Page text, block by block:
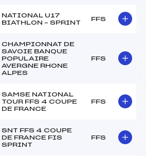
NATIONAL U17
BIATHLON – SPRINT
FFS
CHAMPIONNAT DE
SAVOIE BANQUE
POPULAIRE
AVERGNE RHONE
ALPES
FFS
SAMSE NATIONAL
TOUR FFS 4 COUPE
DE FRANCE
FFS
SNT FFS 4 COUPE
DE FRANCE FIS
SPRINT
FFS